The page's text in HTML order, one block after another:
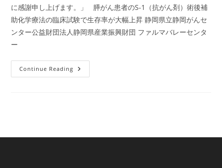
に感謝申し上げます。」 膵がん患者のS-1（抗がん剤）術後補
助化学療法の臨床試験で生存率が大幅上昇 静岡県立静岡がんセ
ンター公益財団法人静岡県産業振興財団 ファルマバレーセンタ
ー
Continue Reading 国
内
療